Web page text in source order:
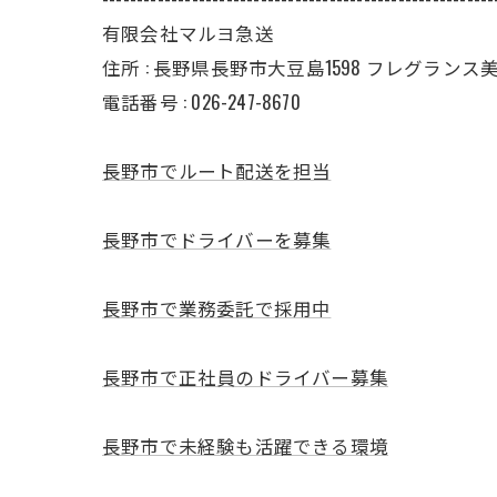
有限会社マルヨ急送
住所 : 長野県長野市大豆島1598 フレグランス
電話番号 : 026-247-8670
長野市でルート配送を担当
長野市でドライバーを募集
長野市で業務委託で採用中
長野市で正社員のドライバー募集
長野市で未経験も活躍できる環境